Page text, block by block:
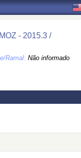
- 2015.3 /
Ramal: Não informado